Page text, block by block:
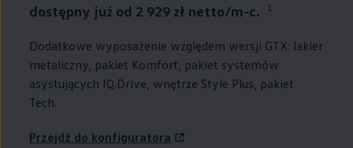
dostępny już od 2 929 zł netto/m-c. 1
Dodatkowe wyposażenie względem wersji GTX: lakier
metaliczny, pakiet Komfort, pakiet systemów
asystujących IQ.Drive, wnętrze Style Plus, pakiet
Tech.
Przejdź do konfiguratora